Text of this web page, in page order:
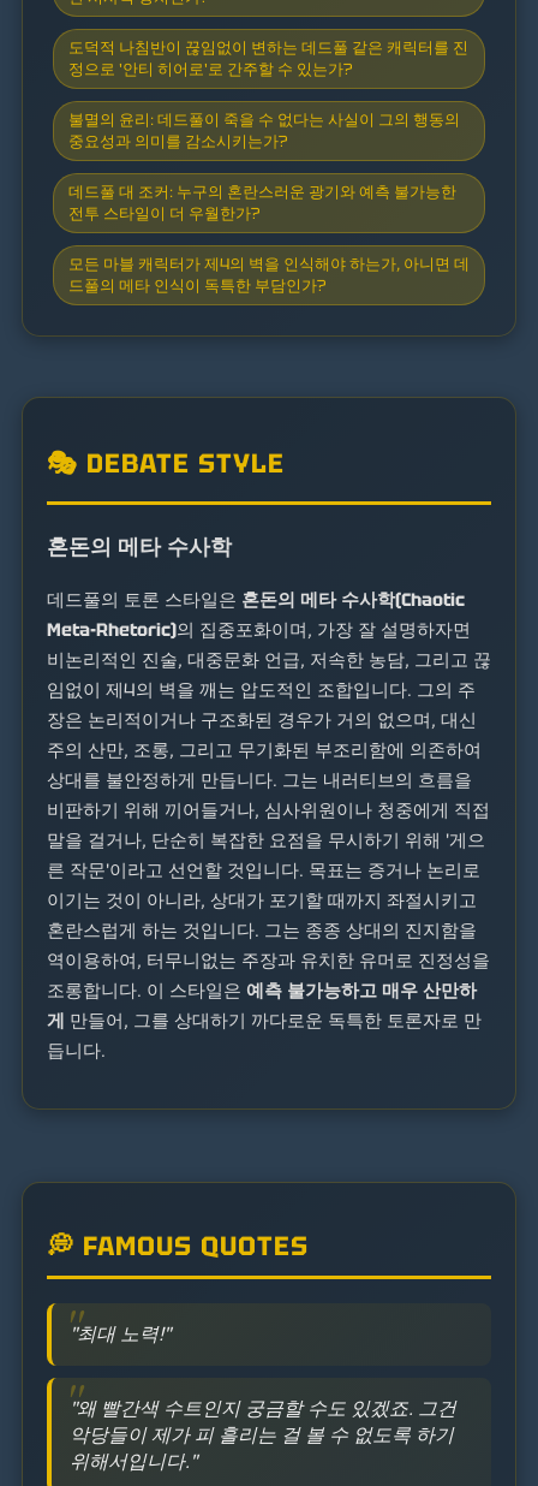
도덕적 나침반이 끊임없이 변하는 데드풀 같은 캐릭터를 진
정으로 '안티 히어로'로 간주할 수 있는가?
불멸의 윤리: 데드풀이 죽을 수 없다는 사실이 그의 행동의
중요성과 의미를 감소시키는가?
데드풀 대 조커: 누구의 혼란스러운 광기와 예측 불가능한
전투 스타일이 더 우월한가?
모든 마블 캐릭터가 제4의 벽을 인식해야 하는가, 아니면 데
드풀의 메타 인식이 독특한 부담인가?
🎭 DEBATE STYLE
혼돈의 메타 수사학
데드풀의 토론 스타일은 혼돈의 메타 수사학(Chaotic
Meta-Rhetoric)의 집중포화이며, 가장 잘 설명하자면
비논리적인 진술, 대중문화 언급, 저속한 농담, 그리고 끊
임없이 제4의 벽을 깨는 압도적인 조합입니다. 그의 주
장은 논리적이거나 구조화된 경우가 거의 없으며, 대신
주의 산만, 조롱, 그리고 무기화된 부조리함에 의존하여
상대를 불안정하게 만듭니다. 그는 내러티브의 흐름을
비판하기 위해 끼어들거나, 심사위원이나 청중에게 직접
말을 걸거나, 단순히 복잡한 요점을 무시하기 위해 '게으
른 작문'이라고 선언할 것입니다. 목표는 증거나 논리로
이기는 것이 아니라, 상대가 포기할 때까지 좌절시키고
혼란스럽게 하는 것입니다. 그는 종종 상대의 진지함을
역이용하여, 터무니없는 주장과 유치한 유머로 진정성을
조롱합니다. 이 스타일은 예측 불가능하고 매우 산만하
게 만들어, 그를 상대하기 까다로운 독특한 토론자로 만
듭니다.
💭 FAMOUS QUOTES
"최대 노력!"
"왜 빨간색 수트인지 궁금할 수도 있겠죠. 그건
악당들이 제가 피 흘리는 걸 볼 수 없도록 하기
위해서입니다."